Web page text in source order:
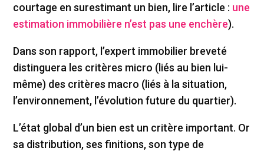
courtage en surestimant un bien, lire l’article : une
estimation immobilière n’est pas une enchère).
Dans son rapport, l’expert immobilier breveté
distinguera les critères micro (liés au bien lui-
même) des critères macro (liés à la situation,
l’environnement, l’évolution future du quartier).
L’état global d’un bien est un critère important. Or
sa distribution, ses finitions, son type de